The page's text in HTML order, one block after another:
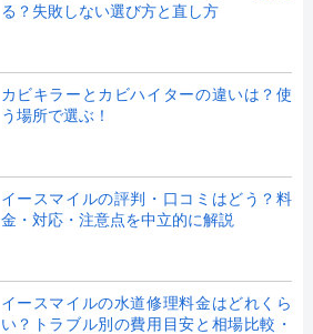
る？失敗しない選び方と直し方
カビキラーとカビハイターの違いは？使
う場所で選ぶ！
イースマイルの評判・口コミはどう？料
金・対応・注意点を中立的に解説
イースマイルの水道修理料金はどれくら
い？トラブル別の費用目安と相場比較・